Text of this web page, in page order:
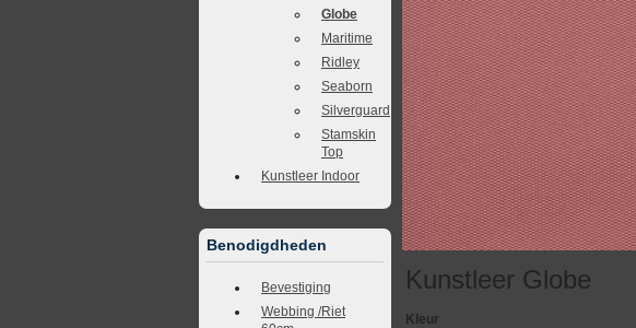
Globe
Maritime
Ridley
Seaborn
Silverguard
Stamskin
Top
Kunstleer Indoor
Benodigdheden
Bevestiging
Webbing /Riet
Kunstleer Globe
Kleur